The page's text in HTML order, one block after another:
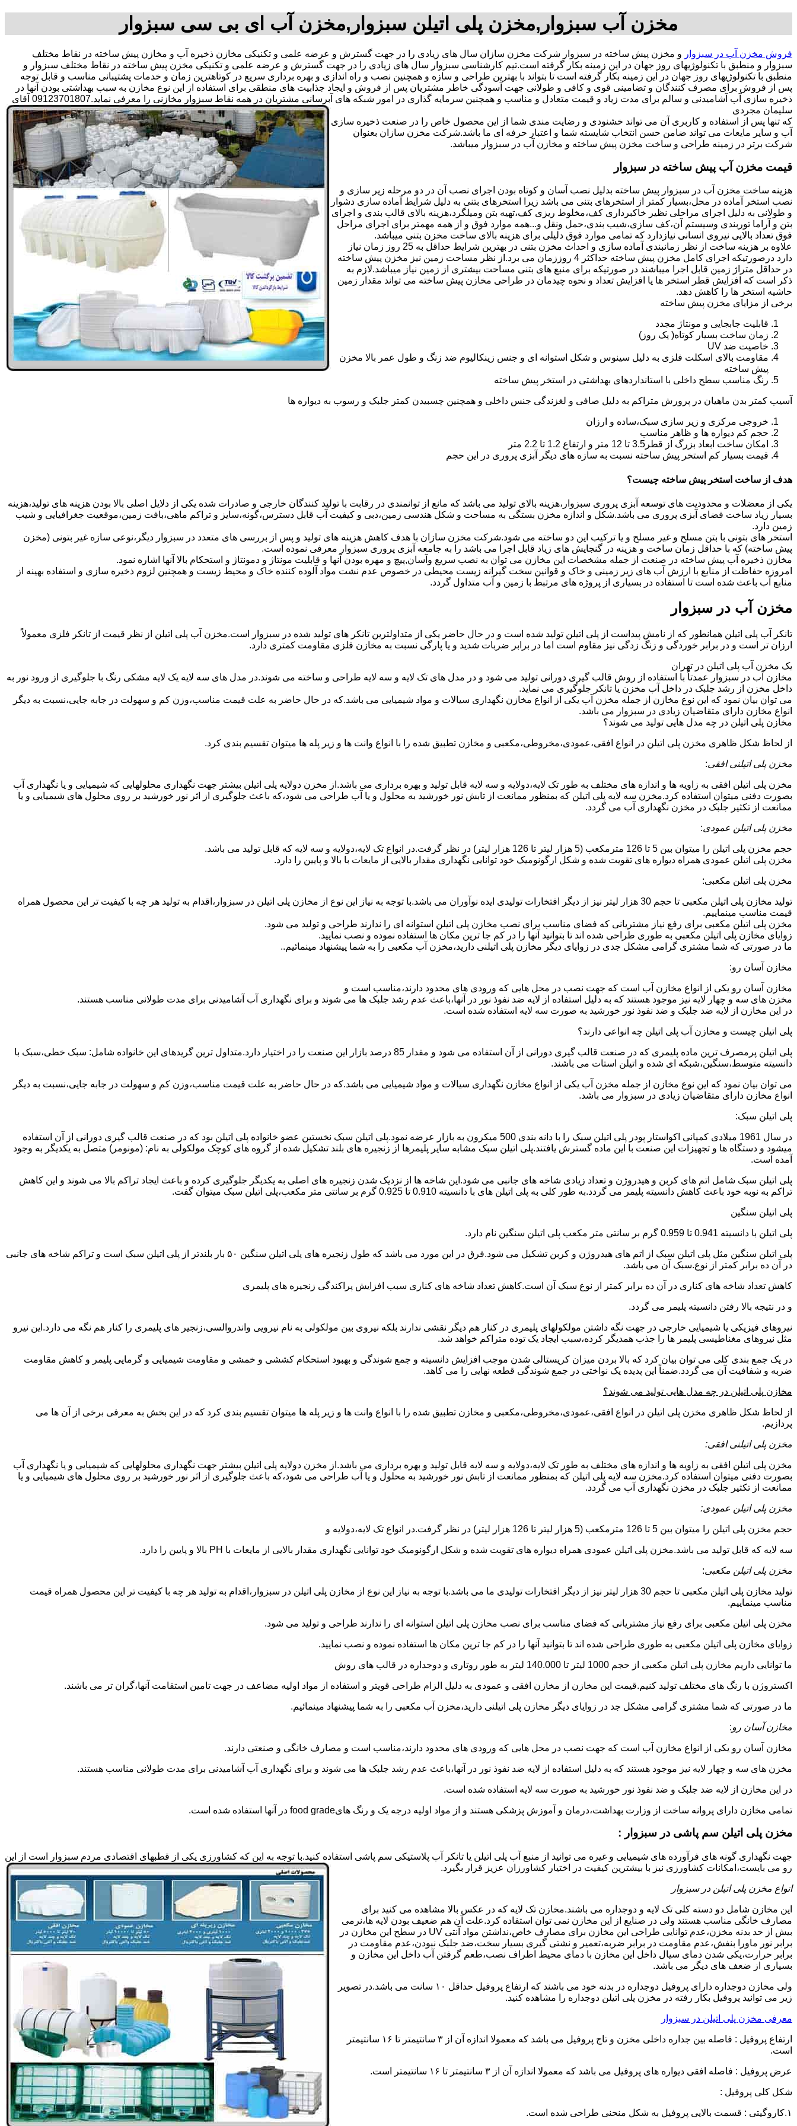
مخزن آب سبزوار,مخزن پلی اتیلن سبزوار,مخزن آب ای بی سی سبزوار
فروش مخزن آب در سبزوار و مخزن پیش ساخته در سبزوار شرکت مخزن سازان سال های زیادی را در جهت گسترش و عرضه علمی و تکنیکی مخازن ذخیره آب و مخازن پیش ساخته در نقاط مختلف
سبزوار و منطبق با تکنولوژیهای روز جهان در این زمینه بکار گرفته است.تیم کارشناسی سبزوار سال های زیادی را در جهت گسترش و عرضه علمی و تکنیکی مخزن پیش ساخته در نقاط مختلف سبزوار و
منطبق با تکنولوژیهای روز جهان در این زمینه بکار گرفته است تا بتواند با بهترین طراحی و سازه و همچنین نصب و راه اندازی و بهره برداری سریع در کوتاهترین زمان و خدمات پشتیبانی مناسب و قابل توجه
پس از فروش برای مصرف کنندگان و تضامینی قوی و کافی و طولانی جهت آسودگی خاطر مشتریان پس از فروش و ایجاد جذابیت های منطقی برای استفاده از این نوع مخازن به سبب بهداشتی بودن آنها در
ذخیره سازی آب آشامیدنی و سالم برای مدت زیاد و قیمت متعادل و مناسب و همچنین سرمایه گذاری در امور شبکه های آبرسانی مشتریان در همه نقاط سبزوار مخازنی را معرفی نماید.09123701807 آقای
سلیمان مجردی
که تنها پس از استفاده و کاربری آن می تواند خشنودی و رضایت مندی شما از این محصول خاص را در صنعت ذخیره سازی
آب و سایر مایعات می تواند ضامن حسن انتخاب شایسته شما و اعتبار حرفه ای ما باشد.شرکت مخزن سازان بعنوان
شرکت برتر در زمینه طراحی و ساخت مخزن پیش ساخته و مخازن آب در سبزوار میباشد.
قیمت مخزن آب پیش ساخته در سبزوار
هزینه ساخت مخزن آب در سبزوار پیش ساخته بدلیل نصب آسان و کوتاه بودن اجرای نصب آن در دو مرحله زیر سازی و
نصب استخر آماده در محل،بسیار کمتر از استخرهای بتنی می باشد زیرا استخرهای بتنی به دلیل شرایط آماده سازی دشوار
و طولانی به دلیل اجرای مراحلی نظیر خاکبرداری کف،مخلوط ریزی کف،تهیه بتن ومیلگرد،هزینه بالای قالب بندی و اجرای
بتن و آراما توربندی وسیستم آن،کف سازی،شیب بندی،حمل ونقل و...همه موارد فوق و از همه مهمتر برای اجرای مراحل
فوق تعداد بالایی نیروی انسانی نیازدارد که تمامی موارد فوق دلیلی برای هزینه بالای ساخت مخزن بتنی میباشد.
علاوه بر هزینه ساخت از نظر زمانبندی آماده سازی و احداث مخزن بتنی در بهترین شرایط حداقل به 25 روز زمان نیاز
دارد درصورتیکه اجرای کامل مخزن پیش ساخته حداکثر 4 روززمان می برد.از نظر مساحت زمین نیز مخزن پیش ساخته
در حداقل متراژ زمین قابل اجرا میباشند در صورتیکه برای منبع های بتنی مساحت بیشتری از زمین نیاز میباشد.لازم به
ذکر است که افزایش قطر استخر ها یا افزایش تعداد و نحوه چیدمان در طراحی مخازن پیش ساخته می تواند مقدار زمین
حاشیه استخر ها را کاهش دهد.
برخی از مزایای مخزن پیش ساخته
قابلیت جابجایی و مونتاژ مجدد
زمان ساخت بسیار کوتاه( یک روز)
خاصیت ضد UV
مقاومت بالای اسکلت فلزی به دلیل سینوس و شکل استوانه ای و جنس زینکالیوم ضد زنگ و طول عمر بالا مخزن
پیش ساخته
رنگ مناسب سطح داخلی با استانداردهای بهداشتی در استخر پیش ساخته
آسیب کمتر بدن ماهیان در پرورش متراکم به دلیل صافی و لغزندگی جنس داخلی و همچنین چسبیدن کمتر جلبک و رسوب به دیواره ها
خروجی مرکزی و زیر سازی سبک،ساده و ارزان
حجم کم دیواره ها و ظاهر مناسب
امکان ساخت ابعاد بزرگ از قطر3.5 تا 12 متر و ارتفاع 1.2 تا 2.2 متر
قیمت بسیار کم استخر پیش ساخته نسبت به سازه های دیگر آبزی پروری در این حجم
هدف از ساخت استخر پیش ساخته چیست؟
یکی از معضلات و محدودیت های توسعه آبزی پروری سبزوار،هزینه بالای تولید می باشد که مانع از توانمندی در رقابت با تولید کنندگان خارجی و صادرات شده یکی از دلایل اصلی بالا بودن هزینه های تولید،هزینه
بسیار زیاد ساخت فضای آبزی پروری می باشد.شکل و اندازه مخزن بستگی به مساحت و شکل هندسی زمین،دبی و کیفیت آب قابل دسترس،گونه،سایز و تراکم ماهی،بافت زمین،موقعیت جغرافیایی و شیب
زمین دارد.
استخر های بتونی با بتن مسلح و غیر مسلح و یا ترکیب این دو ساخته می شود.شرکت مخزن سازان با هدف کاهش هزینه های تولید و پس از بررسی های متعدد در سبزوار دیگر،نوعی سازه غیر بتونی (مخزن
پیش ساخته) که با حداقل زمان ساخت و هزینه در گنجایش های زیاد قابل اجرا می باشد را به جامعه آبزی پروری سبزوار معرفی نموده است.
مخازن ذخیره آب پیش ساخته در صنعت از جمله مشخصات این مخازن می توان به نصب سریع وآسان,پیچ و مهره بودن آنها و قابلیت مونتاژ و دمونتاژ و استحکام بالا آنها اشاره نمود.
امروزه حفاظت از منابع با ارزش آب های زیر زمینی و خاک و قوانین سخت گیرانه زیست محیطی در خصوص عدم نشت مواد آلوده کننده خاک و محیط زیست و همچنین لزوم ذخیره سازی و استفاده بهینه از
منابع آب باعث شده است تا استفاده در بسیاری از پروژه های مرتبط با زمین و آب متداول گردد.
مخزن آب در سبزوار
تانکر آب پلی اتیلن همانطور که از نامش پیداست از پلی اتیلن تولید شده است و در حال حاضر یکی از متداولترین تانکر های تولید شده در سبزوار است.مخزن آب پلی اتیلن از نظر قیمت از تانکر فلزی معمولاً
ارزان تر است و در برابر خوردگی و زنگ زدگی نیز مقاوم است اما در برابر ضربات شدید و یا پارگی نسبت به مخازن فلزی مقاومت کمتری دارد.
یک مخزن آب پلی اتیلن در تهران
مخازن آب در سبزوار عمدتاً با استفاده از روش قالب گیری دورانی تولید می شود و در مدل های تک لایه و سه لایه طراحی و ساخته می شوند.در مدل های سه لایه یک لایه مشکی رنگ با جلوگیری از ورود نور به
داخل مخزن از رشد جلبک در داخل آب مخزن یا تانکر جلوگیری می نماید.
می توان بیان نمود که این نوع مخازن از جمله مخزن آب یکی از انواع مخازن نگهداری سیالات و مواد شیمیایی می باشد.که در حال حاضر به علت قیمت مناسب،وزن کم و سهولت در جابه جایی،نسبت به دیگر
انواع مخازن دارای متقاضیان زیادی در سبزوار می باشد.
مخازن پلی اتیلن در چه مدل هایی تولید می شوند؟
از لحاظ شکل ظاهری مخزن پلی اتیلن در انواع افقی،عمودی،مخروطی،مکعبی و مخازن تطبیق شده را با انواع وانت ها و زیر پله ها میتوان تقسیم بندی کرد.
مخزن پلی اتیلنی افقی:
مخزن پلی اتیلن افقی به زاویه ها و اندازه های مختلف به طور تک لایه،دولایه و سه لایه قابل تولید و بهره برداری می باشد.از مخزن دولایه پلی اتیلن بیشتر جهت نگهداری محلولهایی که شیمیایی و یا نگهداری آب
بصورت دفنی میتوان استفاده کرد.مخزن سه لایه پلی اتیلن که بمنظور ممانعت از تابش نور خورشید به محلول و یا آب طراحی می شود،که باعث جلوگیری از اثر نور خورشید بر روی محلول های شیمیایی و یا
ممانعت از تکثیر جلبک در مخزن نگهداری آب می گردد.
مخزن پلی اتیلن عمودی:
حجم مخزن پلی اتیلن را میتوان بین 5 تا 126 مترمکعب (5 هزار لیتر تا 126 هزار لیتر) در نظر گرفت.در انواع تک لایه،دولایه و سه لایه که قابل تولید می باشد.
مخزن پلی اتیلن عمودی همراه دیواره های تقویت شده و شکل ارگونومیک خود توانایی نگهداری مقدار بالایی از مایعات با بالا و پایین را دارد.
مخزن پلی اتیلن مکعبی:
تولید مخازن پلی اتیلن مکعبی تا حجم 30 هزار لیتر نیز از دیگر افتخارات تولیدی ایده نوآوران می باشد.با توجه به نیاز این نوع از مخازن پلی اتیلن در سبزوار،اقدام به تولید هر چه با کیفیت تر این محصول همراه
قیمت مناسب مینماییم.
مخزن پلی اتیلن مکعبی برای رفع نیاز مشتریانی که فضای مناسب برای نصب مخازن پلی اتیلن استوانه ای را ندارند طراحی و تولید می شود.
زوایای مخازن پلی اتیلن مکعبی به طوری طراحی شده اند تا بتوانید آنها را در کم جا ترین مکان ها استفاده نموده و نصب نمایید.
ما در صورتی که شما مشتری گرامی مشکل جدی در زوایای دیگر مخازن پلی اتیلنی دارید،مخزن آب مکعبی را به شما پیشنهاد مینمائیم..
مخازن آسان رو:
مخازن آسان رو یکی از انواع مخازن آب است که جهت نصب در محل هایی که ورودی های محدود دارند،مناسب است و
مخزن های سه و چهار لایه نیز موجود هستند که به دلیل استفاده از لایه ضد نفوذ نور در آنها،باعث عدم رشد جلبک ها می شوند و برای نگهداری آب آشامیدنی برای مدت طولانی مناسب هستند.
در این مخازن از لایه ضد جلبک و ضد نفوذ نور خورشید به صورت سه لایه استفاده شده است.
پلی اتیلن چیست و مخازن آب پلی اتیلن چه انواعی دارند؟
پلی اتیلن پرمصرف ترین ماده پلیمری که در صنعت قالب گیری دورانی از آن استفاده می شود و مقدار 85 درصد بازار این صنعت را در اختیار دارد.متداول ترین گریدهای این خانواده شامل: سبک خطی،سبک با
دانسیته متوسط،سنگین،شبکه ای شده و اتیلن استات می باشند.
می توان بیان نمود که این نوع مخازن از جمله مخزن آب یکی از انواع مخازن نگهداری سیالات و مواد شیمیایی می باشد.که در حال حاضر به علت قیمت مناسب،وزن کم و سهولت در جابه جایی،نسبت به دیگر
انواع مخازن دارای متقاضیان زیادی در سبزوار می باشد.
پلی اتیلن سبک:
در سال 1961 میلادی کمپانی اکواستار پودر پلی اتیلن سبک را با دانه بندی 500 میکرون به بازار عرضه نمود.پلی اتیلن سبک نخستین عضو خانواده پلی اتیلن بود که در صنعت قالب گیری دورانی از آن استفاده
میشود و دستگاه ها و تجهیزات این صنعت با این ماده گسترش یافتند.پلی اتیلن سبک مشابه سایر پلیمرها از زنجیره های بلند تشکیل شده از گروه های کوچک مولکولی به نام: (مونومر) متصل به یکدیگر به وجود
آمده است.
پلی اتیلن سبک شامل اتم های کربن و هیدروژن و تعداد زیادی شاخه های جانبی می شود.این شاخه ها از نزدیک شدن زنجیره های اصلی به یکدیگر جلوگیری کرده و باعث ایجاد تراکم بالا می شوند و این کاهش
تراکم به نوبه خود باعث کاهش دانسیته پلیمر می گردد.به طور کلی به پلی اتیلن های با دانسیته 0.910 تا 0.925 گرم بر سانتی متر مکعب،پلی اتیلن سبک میتوان گفت.
پلی اتیلن سنگین
پلی اتیلن با دانسیته 0.941 تا 0.959 گرم بر سانتی متر مکعب پلی اتیلن سنگین نام دارد.
پلی اتیلن سنگین مثل پلی اتیلن سبک از اتم های هیدروژن و کربن تشکیل می شود.فرق در این مورد می باشد که طول زنجیره های پلی اتیلن سنگین ۵۰ بار بلندتر از پلی اتیلن سبک است و تراکم شاخه های جانبی
در آن ده برابر کمتر از نوع.سبک آن می باشد.
کاهش تعداد شاخه های کناری در آن ده برابر کمتر از نوع سبک آن است.کاهش تعداد شاخه های کناری سبب افزایش پراکندگی زنجیره های پلیمری
و در نتیجه بالا رفتن دانسیته پلیمر می گردد.
نیروهای فیزیکی یا شیمیایی خارجی در جهت نگه داشتن مولکولهای پلیمری در کنار هم دیگر نقشی ندارند بلکه نیروی بین مولکولی به نام نیرویی واندروالسی،زنجیر های پلیمری را کنار هم نگه می دارد.این نیرو
مثل نیروهای مغناطیسی پلیمر ها را جذب همدیگر کرده،سبب ایجاد یک توده متراکم خواهد شد.
در یک جمع بندی کلی می توان بیان کرد که بالا بردن میزان کریستالی شدن موجب افزایش دانسیته و جمع شوندگی و بهبود استحکام کششی و خمشی و مقاومت شیمیایی و گرمایی پلیمر و کاهش مقاومت
ضربه و شفافیت آن می گردد.ضمناً این پدیده یک نواختی در جمع شوندگی قطعه نهایی را می کاهد.
مخازن پلی اتیلن در چه مدل هایی تولید می شوند؟
از لحاظ شکل ظاهری مخزن پلی اتیلن در انواع افقی،عمودی،مخروطی،مکعبی و مخازن تطبیق شده را با انواع وانت ها و زیر پله ها میتوان تقسیم بندی کرد که در این بخش به معرفی برخی از آن ها می
پردازیم.
مخزن پلی اتیلنی افقی:
مخزن پلی اتیلن افقی به زاویه ها و اندازه های مختلف به طور تک لایه،دولایه و سه لایه قابل تولید و بهره برداری می باشد.از مخزن دولایه پلی اتیلن بیشتر جهت نگهداری محلولهایی که شیمیایی و یا نگهداری آب
بصورت دفنی میتوان استفاده کرد.مخزن سه لایه پلی اتیلن که بمنظور ممانعت از تابش نور خورشید به محلول و یا آب طراحی می شود،که باعث جلوگیری از اثر نور خورشید بر روی محلول های شیمیایی و یا
ممانعت از تکثیر جلبک در مخزن نگهداری آب می گردد.
مخزن پلی اتیلن عمودی:
حجم مخزن پلی اتیلن را میتوان بین 5 تا 126 مترمکعب (5 هزار لیتر تا 126 هزار لیتر) در نظر گرفت.در انواع تک لایه،دولایه و
سه لایه که قابل تولید می باشد.مخزن پلی اتیلن عمودی همراه دیواره های تقویت شده و شکل ارگونومیک خود توانایی نگهداری مقدار بالایی از مایعات با PH بالا و پایین را دارد.
مخزن پلی اتیلن مکعبی:
تولید مخازن پلی اتیلن مکعبی تا حجم 30 هزار لیتر نیز از دیگر افتخارات تولیدی ما می باشد.با توجه به نیاز این نوع از مخازن پلی اتیلن در سبزوار،اقدام به تولید هر چه با کیفیت تر این محصول همراه قیمت
مناسب مینماییم.
مخزن پلی اتیلن مکعبی برای رفع نیاز مشتریانی که فضای مناسب برای نصب مخازن پلی اتیلن استوانه ای را ندارند طراحی و تولید می شود.
زوایای مخازن پلی اتیلن مکعبی به طوری طراحی شده اند تا بتوانید آنها را در کم جا ترین مکان ها استفاده نموده و نصب نمایید.
ما توانایی داریم مخازن پلی اتیلن مکعبی از حجم 1000 لیتر تا 140.000 لیتر به طور روتاری و دوجداره در قالب های روش
اکستروژن با رنگ های مختلف تولید کنیم.قیمت این مخازن از مخازن افقی و عمودی به دلیل الزام طراحی قویتر و استفاده از مواد اولیه مضاعف در جهت تامین استقامت آنها،گران تر می باشند.
ما در صورتی که شما مشتری گرامی مشکل جد در زوایای دیگر مخازن پلی اتیلنی دارید،مخزن آب مکعبی را به شما پیشنهاد مینمائیم.
مخازن آسان رو:
مخازن آسان رو یکی از انواع مخازن آب است که جهت نصب در محل هایی که ورودی های محدود دارند،مناسب است و مصارف خانگی و صنعتی دارند.
مخزن های سه و چهار لایه نیز موجود هستند که به دلیل استفاده از لایه ضد نفوذ نور در آنها،باعث عدم رشد جلبک ها می شوند و برای نگهداری آب آشامیدنی برای مدت طولانی مناسب هستند.
در این مخازن از لایه ضد جلبک و ضد نفوذ نور خورشید به صورت سه لایه استفاده شده است.
تمامی مخازن دارای پروانه ساخت از وزارت بهداشت،درمان و آموزش پزشکی هستند و از مواد اولیه درجه یک و رنگ هایfood grade در آنها استفاده شده است.
مخزن پلی اتیلن سم پاشی در سبزوار :
جهت نگهداری گونه های فرآورده های شیمیایی و غیره می توانید از منبع آب پلی اتیلن یا تانکر آب پلاستیکی سم پاشی استفاده کنید.با توجه به این که کشاورزی یکی از قطبهای اقتصادی مردم سبزوار است از این
رو می بایست،امکانات کشاورزی نیز با بیشترین کیفیت در اختیار کشاورزان عزیز قرار بگیرد.
انواع مخزن پلی اتیلن در سبزوار
این مخازن شامل دو دسته کلی تک لایه و دوجداره می باشند.مخازن تک لایه که در عکس بالا مشاهده می کنید برای
مصارف خانگی مناسب هستند ولی در صنایع از این مخازن نمی توان استفاده کرد.علت آن هم ضعیف بودن لایه ها،نرمی
بیش از حد بدنه مخزن،عدم توانایی طراحی این مخازن برای مصارف خاص،نداشتن مواد آنتی UV در سطح این مخازن در
برابر نور ماورا بنفش،عدم مقاومت در برابر ضربه،تعمیر و نشتی گیری بسیار سخت،ضد جلبک نبودن،عدم مقاومت در
برابر حرارت،یکی شدن دمای سیال داخل این مخازن با دمای محیط اطراف نصب،طعم گرفتن آب داخل این مخازن و
بسیاری از ضعف های دیگر می باشد.
ولی مخازن دوجداره دارای پروفیل دوجداره در بدنه خود می باشند که ارتفاع پروفیل حداقل ۱۰ سانت می باشد.در تصویر
زیر می توانید پروفیل بکار رفته در مخزن پلی اتیلن دوجداره را مشاهده کنید.
معرفی مخزن پلی اتیلن در سبزوار
ارتفاع پروفیل : فاصله بین جداره داخلی مخزن و تاج پروفیل می باشد که معمولا اندازه آن از ۳ سانتیمتر تا ۱۶ سانتیمتر
است.
عرض پروفیل : فاصله افقی دیواره های پروفیل می باشد که معمولا اندازه آن از ۳ سانتیمتر تا ۱۶ سانتیمتر است.
شکل کلی پروفیل :
۱.کاروگیتی : قسمت بالایی پروفیل به شکل منحنی طراحی شده است.